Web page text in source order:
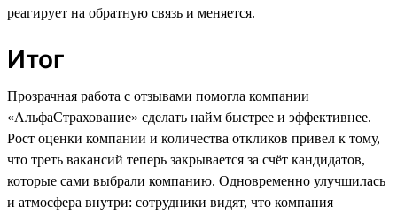
реагирует на обратную связь и меняется.
Итог
Прозрачная работа с отзывами помогла компании
«АльфаСтрахование» сделать найм быстрее и эффективнее.
Рост оценки компании и количества откликов привел к тому,
что треть вакансий теперь закрывается за счёт кандидатов,
которые сами выбрали компанию. Одновременно улучшилась
и атмосфера внутри: сотрудники видят, что компания